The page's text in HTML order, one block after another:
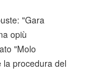
"Gara
opiù
"Molo
la procedura del